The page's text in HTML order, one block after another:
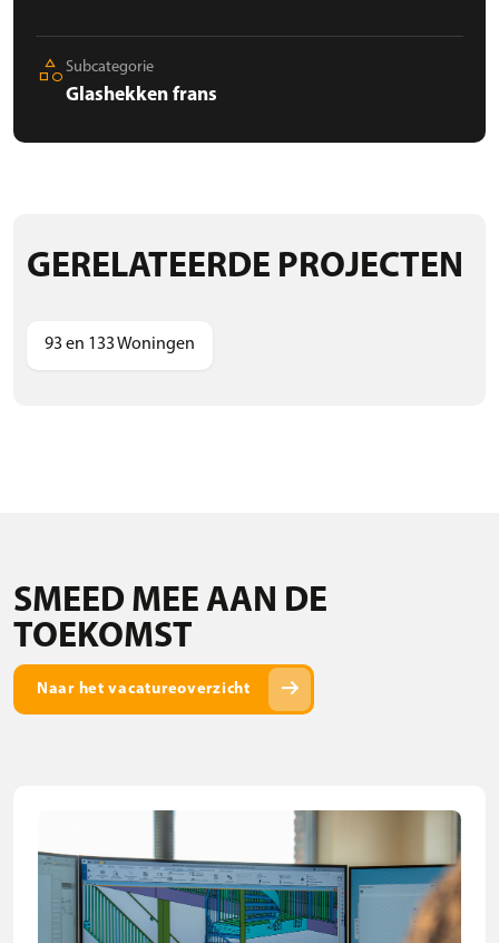
category Subcategorie
Glashekken frans
GERELATEERDE PROJECTEN
93 en 133 Woningen
SMEED MEE AAN DE
TOEKOMST
Naar het vacatureoverzicht arrow_right_alt